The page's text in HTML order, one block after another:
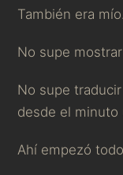
También era mío.
No supe
No supe
desde el minuto
Ahí empezó